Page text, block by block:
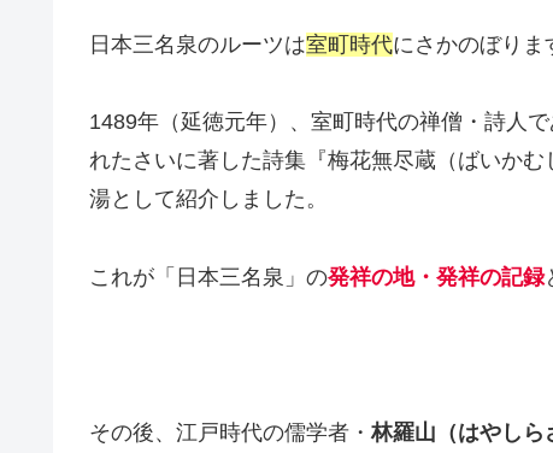
日本三名泉のルーツは室町時代にさかのぼりま
1489年（延徳元年）、室町時代の禅僧・詩人で
れたさいに著した詩集『梅花無尽蔵（ばいか
湯として紹介しました。
これが「日本三名泉」の発祥の地・発祥の記録
その後、江戸時代の儒学者・林羅山（はやしら